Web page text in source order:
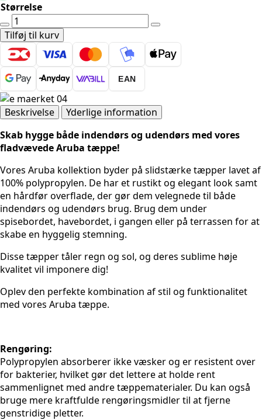
Størrelse
UDENDØRSTÆPPE
-
ARUBA
4905
CREME
antal
Tilføj til kurv
EAN
Beskrivelse
Yderlige information
Skab hygge både indendørs og udendørs med vores
fladvævede Aruba tæppe!
Vores Aruba kollektion byder på slidstærke tæpper lavet af
100% polypropylen. De har et rustikt og elegant look samt
en hårdfør overflade, der gør dem velegnede til både
indendørs og udendørs brug. Brug dem under
spisebordet, havebordet, i gangen eller på terrassen for at
skabe en hyggelig stemning.
Disse tæpper tåler regn og sol, og deres sublime høje
kvalitet vil imponere dig!
Oplev den perfekte kombination af stil og funktionalitet
med vores Aruba tæppe.
Rengøring:
Polypropylen absorberer ikke væsker og er resistent over
for bakterier, hvilket gør det lettere at holde rent
sammenlignet med andre tæppematerialer. Du kan også
bruge mere kraftfulde rengøringsmidler til at fjerne
genstridige pletter.